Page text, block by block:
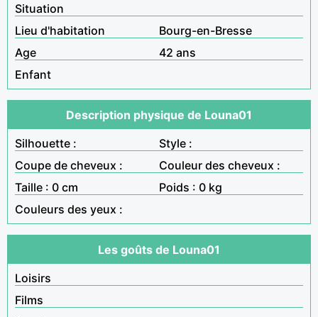
Situation
Lieu d'habitation
Bourg-en-Bresse
Age
42 ans
Enfant
Description physique de Louna01
Silhouette :
Style :
Coupe de cheveux :
Couleur des cheveux :
Taille : 0 cm
Poids : 0 kg
Couleurs des yeux :
Les goûts de Louna01
Loisirs
Films